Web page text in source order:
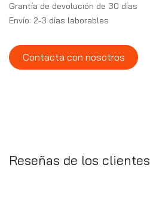
Grantía de devolución de 30 días
Envío: 2-3 días laborables
Contacta con nosotros
Reseñas de los clientes